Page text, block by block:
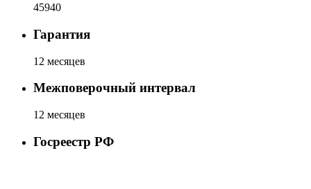
45940
Гарантия
12 месяцев
Межповерочный интервал
12 месяцев
Госреестр РФ